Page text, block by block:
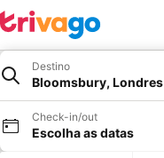
Destino
Bloomsbury, Londres
Check-in/out
Escolha as datas